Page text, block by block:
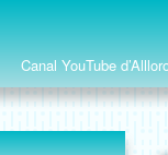
Canal YouTube